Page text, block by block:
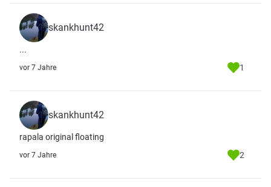
skankhunt42
...
vor 7 Jahre 1
skankhunt42
rapala original floating
vor 7 Jahre 2